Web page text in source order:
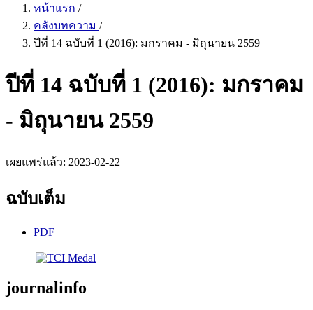
หน้าแรก /
คลังบทความ /
ปีที่ 14 ฉบับที่ 1 (2016): มกราคม - มิถุนายน 2559
ปีที่ 14 ฉบับที่ 1 (2016): มกราคม
- มิถุนายน 2559
เผยแพร่แล้ว: 2023-02-22
ฉบับเต็ม
PDF
journalinfo